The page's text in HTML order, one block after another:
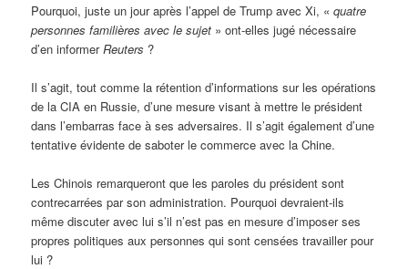
Pourquoi, juste un jour après l’appel de Trump avec Xi, «quatre
personnes familières avec le sujet » ont-elles jugé nécessaire
d’en informerReuters ?
Il s’agit, tout comme la rétention d’informations sur les opérations
de la CIA en Russie, d’une mesure visant à mettre le président
dans l’embarras face à ses adversaires. Il s’agit également d’une
tentative évidente de saboter le commerce avec la Chine.
Les Chinois remarqueront que les paroles du président sont
contrecarrées par son administration. Pourquoi devraient-ils
même discuter avec lui s’il n’est pas en mesure d’imposer ses
propres politiques aux personnes qui sont censées travailler pour
lui ?